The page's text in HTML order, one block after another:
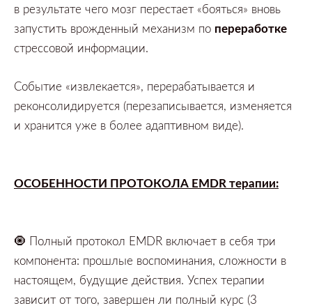
в результате чего мозг перестает «бояться» вновь
запустить врожденный механизм по переработке
стрессовой информации.
Событие «извлекается», перерабатывается и
реконсолидируется (перезаписывается, изменяется
и хранится уже в более адаптивном виде).
ОСОБЕННОСТИ ПРОТОКОЛА EMDRтерапии:
🧿 Полный протокол EMDR включает в себя три
компонента: прошлые воспоминания, сложности в
настоящем, будущие действия. Успех терапии
зависит от того, завершен ли полный курс (3